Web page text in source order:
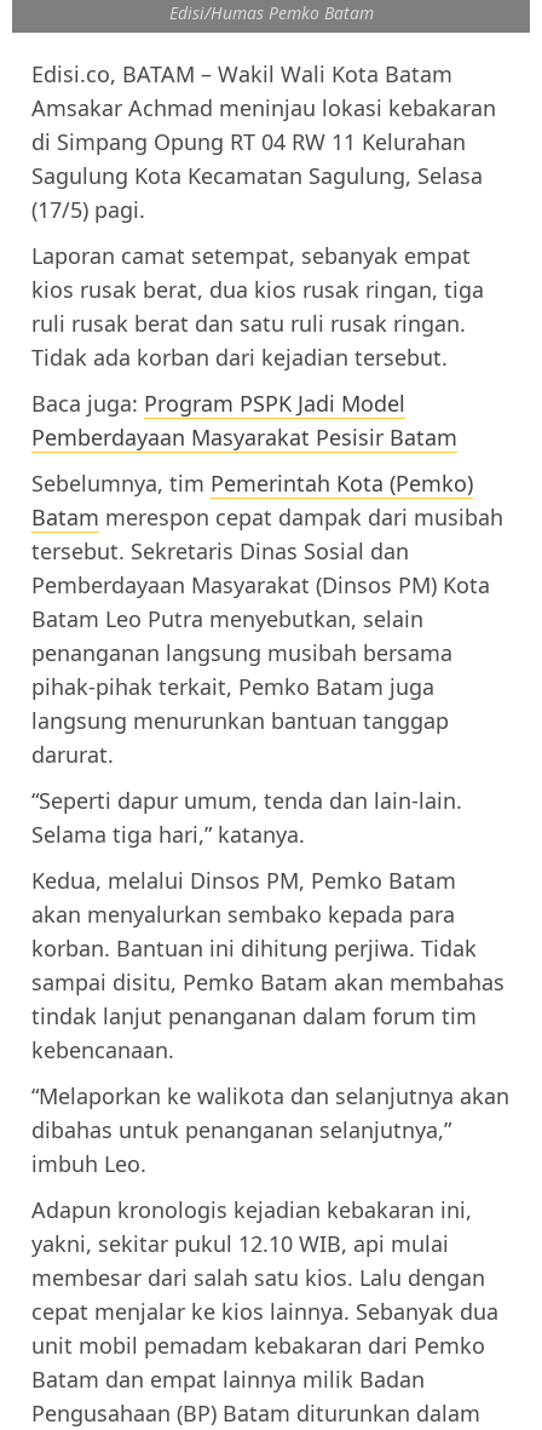
Edisi/Humas Pemko Batam
Edisi.co, BATAM – Wakil Wali Kota Batam
Amsakar Achmad meninjau lokasi kebakaran
di Simpang Opung RT 04 RW 11 Kelurahan
Sagulung Kota Kecamatan Sagulung, Selasa
(17/5) pagi.
Laporan camat setempat, sebanyak empat
kios rusak berat, dua kios rusak ringan, tiga
ruli rusak berat dan satu ruli rusak ringan.
Tidak ada korban dari kejadian tersebut.
Baca juga: Program PSPK Jadi Model
Pemberdayaan Masyarakat Pesisir Batam
Sebelumnya, tim Pemerintah Kota (Pemko)
Batam merespon cepat dampak dari musibah
tersebut. Sekretaris Dinas Sosial dan
Pemberdayaan Masyarakat (Dinsos PM) Kota
Batam Leo Putra menyebutkan, selain
penanganan langsung musibah bersama
pihak-pihak terkait, Pemko Batam juga
langsung menurunkan bantuan tanggap
darurat.
“Seperti dapur umum, tenda dan lain-lain.
Selama tiga hari,” katanya.
Kedua, melalui Dinsos PM, Pemko Batam
akan menyalurkan sembako kepada para
korban. Bantuan ini dihitung perjiwa. Tidak
sampai disitu, Pemko Batam akan membahas
tindak lanjut penanganan dalam forum tim
kebencanaan.
“Melaporkan ke walikota dan selanjutnya akan
dibahas untuk penanganan selanjutnya,”
imbuh Leo.
Adapun kronologis kejadian kebakaran ini,
yakni, sekitar pukul 12.10 WIB, api mulai
membesar dari salah satu kios. Lalu dengan
cepat menjalar ke kios lainnya. Sebanyak dua
unit mobil pemadam kebakaran dari Pemko
Batam dan empat lainnya milik Badan
Pengusahaan (BP) Batam diturunkan dalam